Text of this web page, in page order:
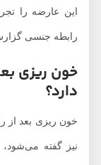
این عارضه را تجربه
رابطه جنسی گزارش
خون ریزی بعد
دارد؟
خون ریزی بعد از
نیز گفته می‌شود،